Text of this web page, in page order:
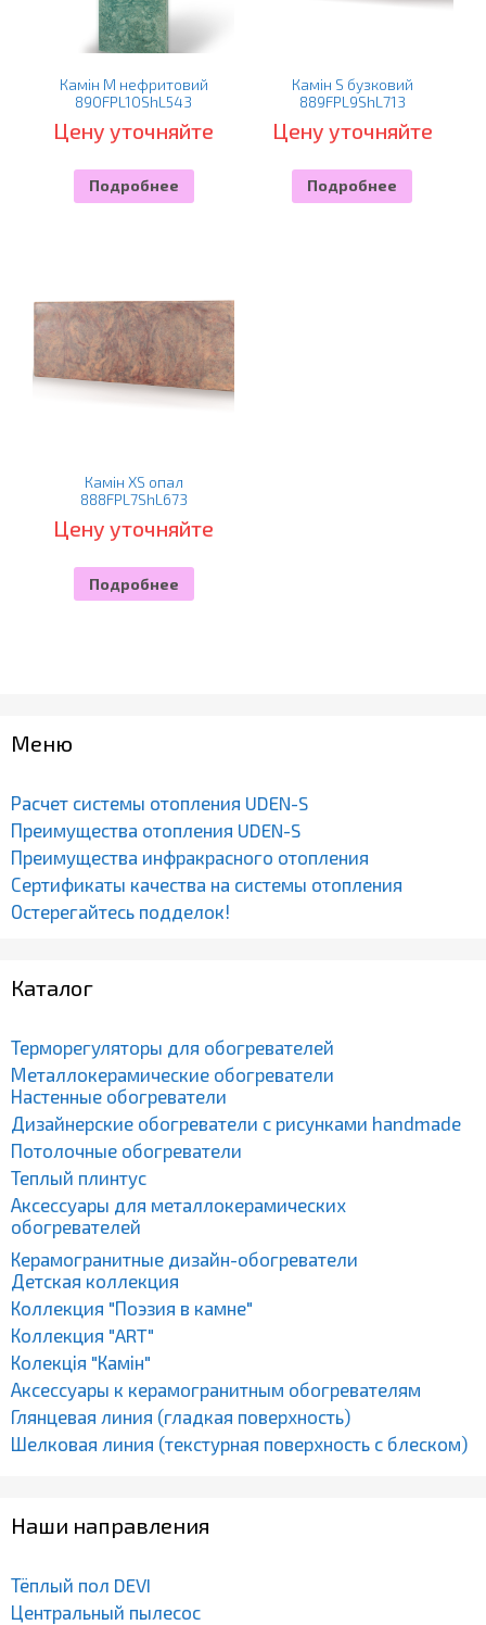
Камін M нефритовий
890FPL10ShL543
Цену уточняйте
Подробнее
Камін S бузковий
889FPL9ShL713
Цену уточняйте
Подробнее
Камін XS опал
888FPL7ShL673
Цену уточняйте
Подробнее
Меню
Расчет системы отопления UDEN-S
Преимущества отопления UDEN-S
Преимущества инфракрасного отопления
Сертификаты качества на системы отопления
Остерегайтесь подделок!
Каталог
Терморегуляторы для обогревателей
Металлокерамические обогреватели
Настенные обогреватели
Дизайнерские обогреватели с рисунками handmade
Потолочные обогреватели
Теплый плинтус
Аксессуары для металлокерамических
обогревателей
Керамогранитные дизайн-обогреватели
Детская коллекция
Коллекция "Поэзия в камне"
Коллекция "ART"
Колекція "Камін"
Аксессуары к керамогранитным обогревателям
Глянцевая линия (гладкая поверхность)
Шелковая линия (текстурная поверхность с блеском)
Наши направления
Тёплый пол DEVI
Центральный пылесос